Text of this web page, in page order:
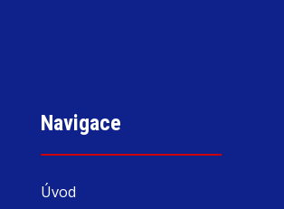
Navigace
Úvod